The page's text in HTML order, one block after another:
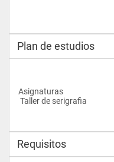
Plan de estudios
Asignaturas
Taller de serigrafia
Requisitos